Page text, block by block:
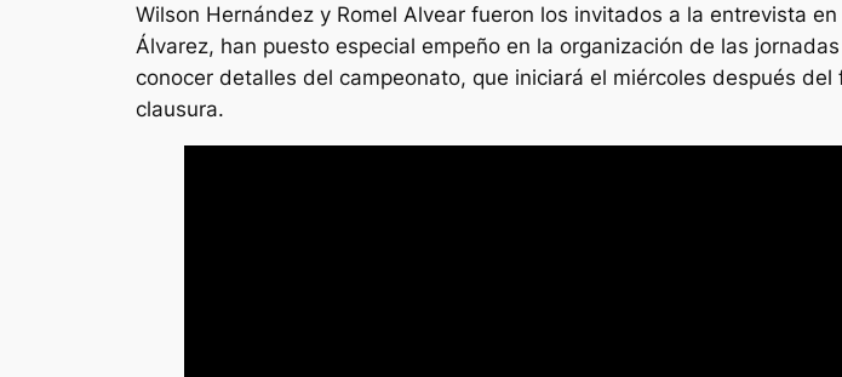
Wilson Hernández y Romel Alvear fueron los invitados a la entrevista
Álvarez, han puesto especial empeño en la organización de las
conocer detalles del campeonato, que iniciará el miércoles después
clausura.